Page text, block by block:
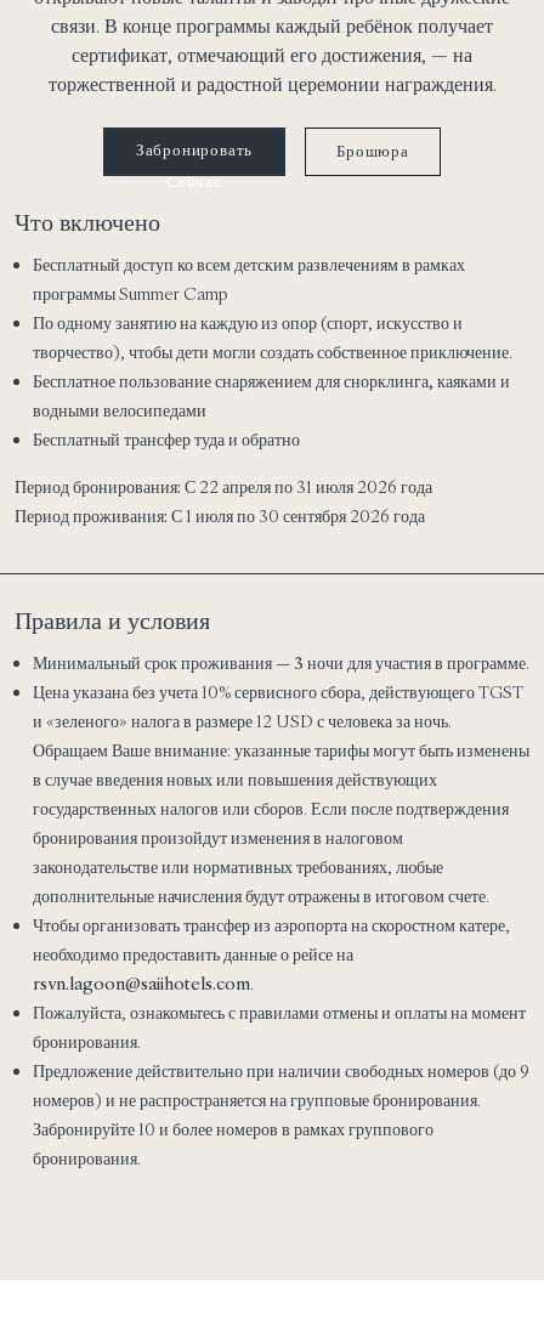
связи. В конце программы каждый ребёнок получает
сертификат, отмечающий его достижения, — на
торжественной и радостной церемонии награждения.
Забронировать
Сейчас
Брошюра
Что включено
Бесплатный доступ ко всем детским развлечениям в рамках
программы Summer Camp
По одному занятию на каждую из опор (спорт, искусство и
творчество), чтобы дети могли создать собственное приключение.
Бесплатное пользованиеснаряжением для снорклинга, каяками и
водными велосипедами
Бесплатный трансфер туда и обратно
Период бронирования: С 22 апреля по 31 июля 2026 года
Период проживания: С 1 июля по 30 сентября 2026 года
Правила и условия
Минимальный срок проживания — 3 ночи для участия в программе.
Цена указана без учета 10% сервисного сбора, действующего TGST
и «зеленого» налога в размере 12 USD с человека за ночь.
Обращаем Ваше внимание: указанные тарифы могут быть изменены
в случае введения новых или повышения действующих
государственных налогов или сборов. Если после подтверждения
бронирования произойдут изменения в налоговом
законодательстве или нормативных требованиях, любые
дополнительные начисления будут отражены в итоговом счете.
Чтобы организовать трансфер из аэропорта на скоростном катере,
необходимо предоставить данные о рейсе на
rsvn.lagoon@saiihotels.com.
Пожалуйста, ознакомьтесь с правилами отмены и оплаты на момент
бронирования.
Предложение действительно при наличии свободных номеров (до 9
номеров) и не распространяется на групповые бронирования.
Забронируйте 10 и более номеров в рамках группового
бронирования.